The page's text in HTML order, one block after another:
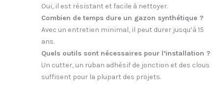
Oui, il est résistant et facile à nettoyer.
Combien de temps dure un gazon synthétique ?
Avec un entretien minimal, il peut durer jusqu’à 15
ans.
Quels outils sont nécessaires pour l’installation ?
Un cutter, un ruban adhésif de jonction et des clous
suffisent pour la plupart des projets.